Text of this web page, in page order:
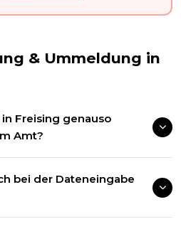
& Ummeldung in
Freising genauso
Amt?
bei der Dateneingabe